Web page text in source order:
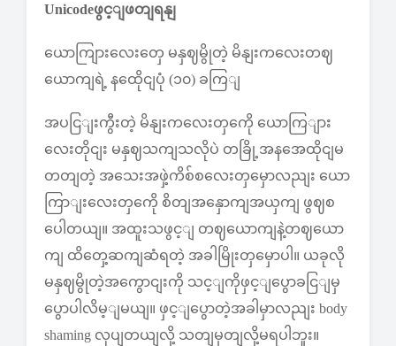
Unicodeဖွင့ျဖတျရနျ
ယောကျြားလေးတှေ မနှဈမွိုတဲ့ မိနျးကလေးတဈ
ယောကျရဲ့ နထေိုငျပုံ (၁၀) ခကြျ
အပငြျးကွီးတဲ့ မိနျးကလေးတှကေို ယောကြျား
လေးတိုငျး မနှဈသကျသလိုပဲ တခြို့အနအေထိုငျမ
တတျတဲ့ အသေးအဖှဲ့ကိစ်စလေးတှမှောလညျး ယော
ကြာျးလေးတှကေို စိတျအနှောကျအယှကျ ဖွဈစ
ပေါတယျ။ အထူးသဖွင့ျ တဈယောကျနဲ့တဈယော
ကျ ထိတှေ့ဆကျဆံရတဲ့ အခါမြိုးတှမှောပါ။ ယခုလို
မနှဈမွိုတဲ့အကွောငျးကို သင့ျကိုဖှင့ျပွောခငြျမှ
ပွောပါလိမ့ျမယျ။ ဖှင့ျပွောတဲ့အခါမှာလညျး body
shaming လုပျတယျလို့ သတျမှတျလို့မရပါဘူး။